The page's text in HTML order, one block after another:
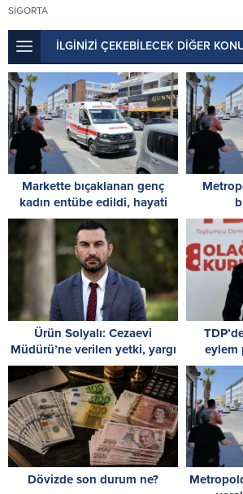
SIGORTA
İLGİNİZİ ÇEKEBİLECEK DİĞER
Markette bıçaklanan genç
kadın entübe edildi, hayati
tehlikesi sürüyor
Ürün Solyalı: Cezaevi
Müdürü’ne verilen yetki, yargı
kararlarına müdahaledir
eylem
gereken
Dövizde son durum ne?